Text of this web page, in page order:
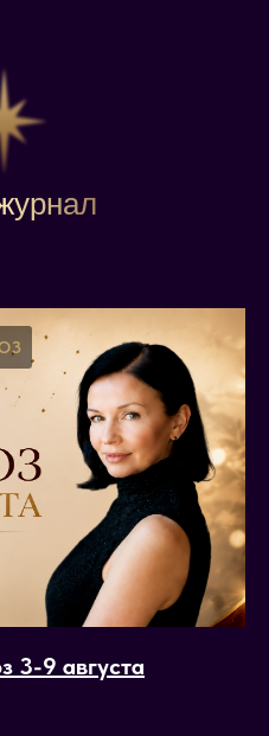
3-9 августа
авторские
уже